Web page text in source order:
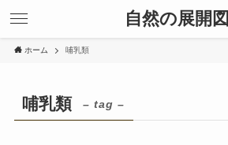
自然の展開図
ホーム 哺乳類
哺乳類 – tag –